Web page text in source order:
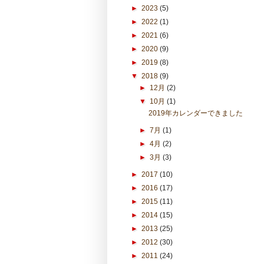
► 2023 (5)
► 2022 (1)
► 2021 (6)
► 2020 (9)
► 2019 (8)
▼ 2018 (9)
► 12月(2)
▼ 10月(1)
2019年カレンダーできました
►7月(1)
►4月(2)
►3月(3)
► 2017 (10)
► 2016 (17)
► 2015 (11)
► 2014 (15)
► 2013 (25)
► 2012 (30)
► 2011 (24)